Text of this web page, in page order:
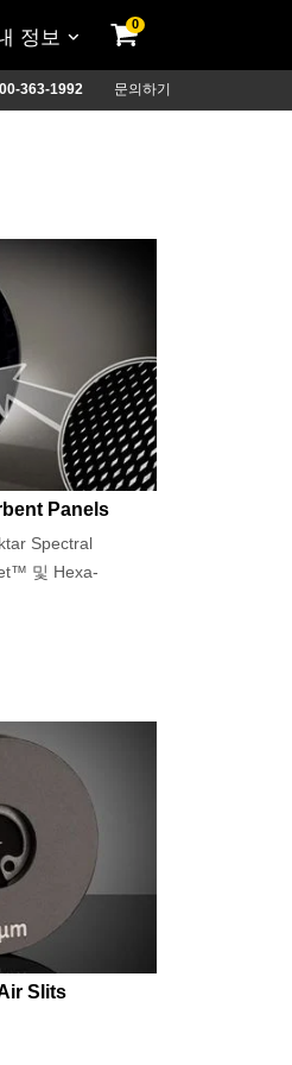
정보
0
363-1992 문의하기
Panels
Spectral
및 Hexa-
Slits